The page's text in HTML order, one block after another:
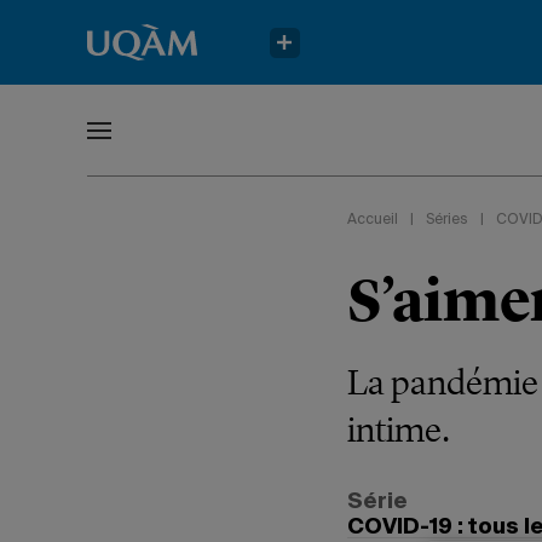
Accueil Séries
La
intime.
Série
COVID-19 : tous